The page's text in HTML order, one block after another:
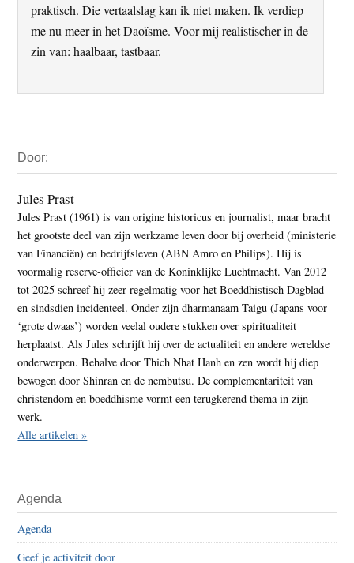
praktisch. Die vertaalslag kan ik niet maken. Ik verdiep
me nu meer in het Daoïsme. Voor mij realistischer in de
zin van: haalbaar, tastbaar.
Sidebar
Door:
Jules Prast
Jules Prast (1961) is van origine historicus en journalist, maar bracht
het grootste deel van zijn werkzame leven door bij overheid (ministerie
van Financiën) en bedrijfsleven (ABN Amro en Philips). Hij is
voormalig reserve-officier van de Koninklijke Luchtmacht. Van 2012
tot 2025 schreef hij zeer regelmatig voor het Boeddhistisch Dagblad
en sindsdien incidenteel. Onder zijn dharmanaam Taigu (Japans voor
‘grote dwaas’) worden veelal oudere stukken over spiritualiteit
herplaatst. Als Jules schrijft hij over de actualiteit en andere wereldse
onderwerpen. Behalve door Thich Nhat Hanh en zen wordt hij diep
bewogen door Shinran en de nembutsu. De complementariteit van
christendom en boeddhisme vormt een terugkerend thema in zijn
werk.
Alle artikelen »
Agenda
Agenda
Geef je activiteit door